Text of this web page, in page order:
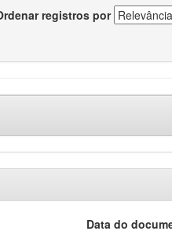
registros por
Data do